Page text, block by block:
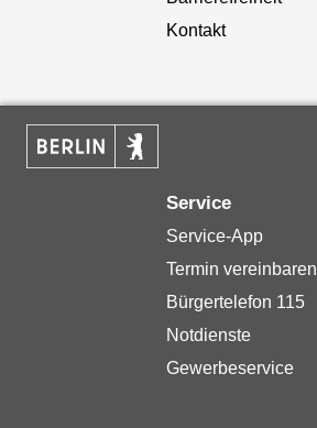
Kontakt
Service
Service-App
Termin vereinbaren
Bürgertelefon 115
Notdienste
Gewerbeservice